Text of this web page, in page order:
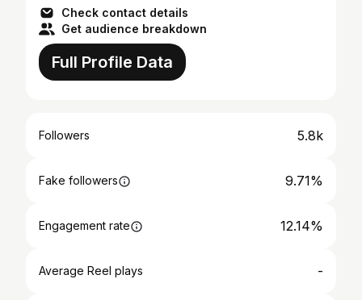
Check contact details
Get audience breakdown
Full Profile Data
Followers 5.8k
Fake followers 9.71%
Engagement rate 12.14%
Average Reel plays -